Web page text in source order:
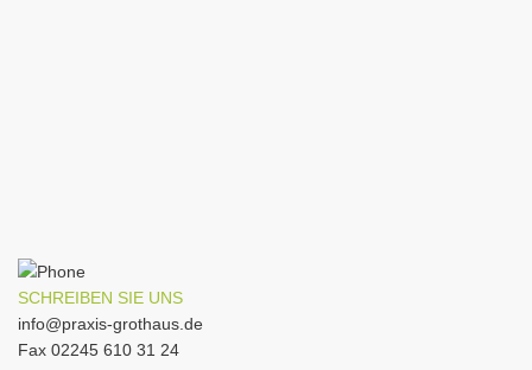
SCHREIBEN SIE UNS
info@praxis-grothaus.de
Fax 02245 610 31 24